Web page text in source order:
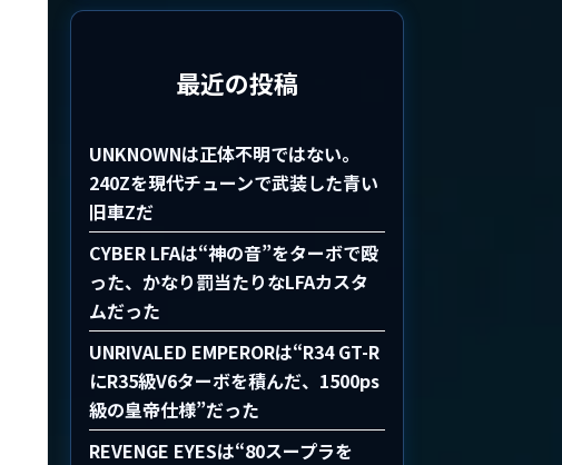
最近の投稿
UNKNOWNは正体不明ではない。
240Zを現代チューンで武装した青い
旧車Zだ
CYBER LFAは“神の音”をターボで殴
った、かなり罰当たりなLFAカスタ
ムだった
UNRIVALED EMPERORは“R34 GT-R
にR35級V6ターボを積んだ、1500ps
級の皇帝仕様”だった
REVENGE EYESは“80スープラを